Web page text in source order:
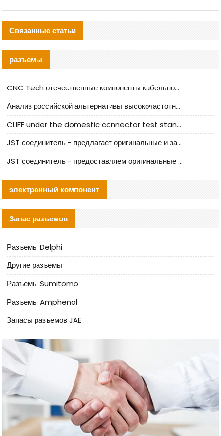
Связанные статьи
разъемы
CNC Tech отечественные компоненты кабельной арматуры оценка и руководство по производственному внедрению
Анализ российской альтернативы высокочастотных кабельных колодцев I-PEX
CLIFF under the domestic connector test standard update
JST соединитель - предлагает оригинальные и заменяющие JST NSHR-02V-S соединители
JST соединитель - предоставляем оригинальные JST GHR-09V-S соединители и их аналоги
электронный компонент
Запас разъемов
Разъемы Delphi
Другие разъемы
Разъемы Sumitomo
Разъемы Amphenol
Запасы разъемов JAE